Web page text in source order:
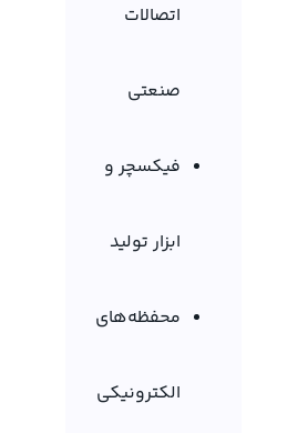
اتصالات
صنعتی
فیکسچر و
ابزار تولید
محفظه‌های
الکترونیکی